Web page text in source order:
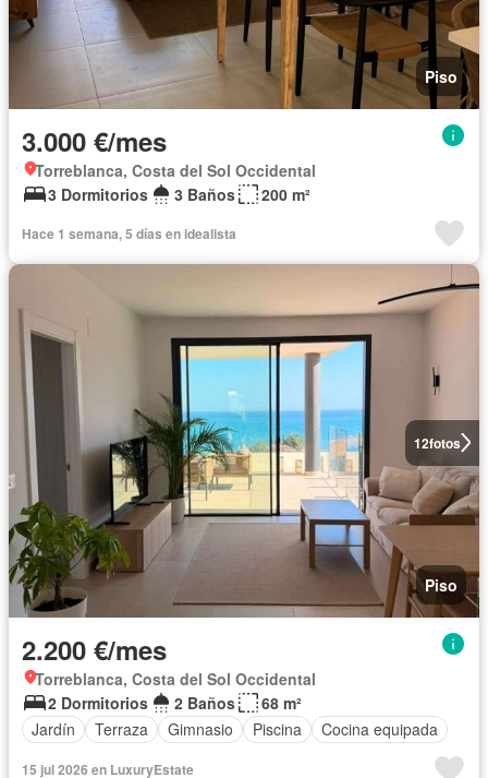
Piso
3.000 €/mes
Torreblanca, Costa del Sol Occidental
3 Dormitorios
3 Baños 200 m²
Hace 1 semana, 5 días en idealista
12fotos
Piso
2.200 €/mes
Torreblanca, Costa del Sol Occidental
2 Dormitorios
2 Baños
68 m²
Jardín
Terraza Gimnasio Piscina Cocina equipada
15 jul 2026 en LuxuryEstate